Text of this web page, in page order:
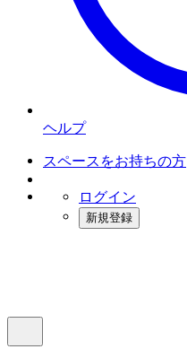
ヘルプ
スペースをお持ちの方
ログイン
新規登録